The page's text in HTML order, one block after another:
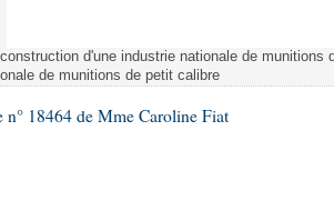
des lois
sociale
et orales
d'une industrie nationale de munitions
de munitions de petit calibre
n° 18464 de Mme Caroline Fiat